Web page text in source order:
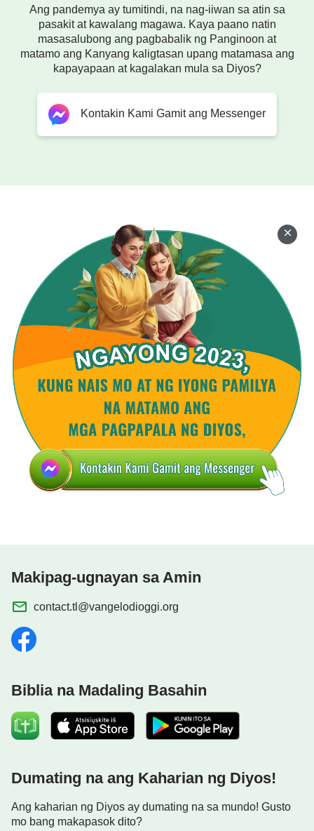
Ang pandemya ay tumitindi, na nag-iiwan sa atin sa
pasakit at kawalang magawa. Kaya paano natin
masasalubong ang pagbabalik ng Panginoon at
matamo ang Kanyang kaligtasan upang matamasa ang
kapayapaan at kagalakan mula sa Diyos?
Kontakin Kami Gamit ang Messenger
Makipag-ugnayan sa Amin
contact.tl@vangelodioggi.org
Biblia na Madaling Basahin
Dumating na ang Kaharian ng Diyos!
Ang kaharian ng Diyos ay dumating na sa mundo! Gusto
mo bang makapasok dito?